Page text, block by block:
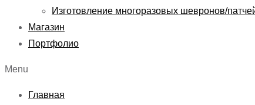
Изготовление многоразовых шевронов/
Магазин
Портфолио
Menu
Главная